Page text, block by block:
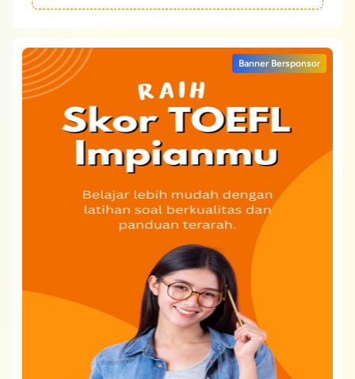
Banner Bersponsor